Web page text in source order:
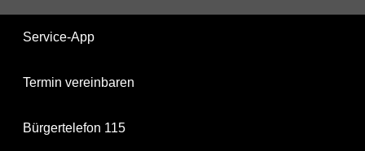
Service-App
Termin vereinbaren
Bürgertelefon 115